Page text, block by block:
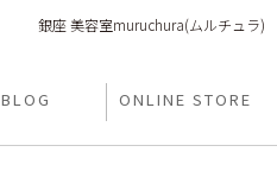
銀座 美容室muruchura(ムルチュラ)
BLOG ONLINE STORE